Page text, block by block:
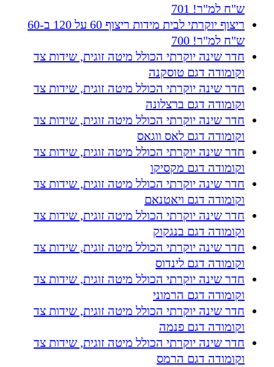
ש"ח למ"ר! 701
ריצוף יוקרתי לבית מידות ריצוף 60 על 120 ב-60
ש"ח למ"ר! 700
חדר שינה יוקרתי הכולל מיטה זוגית, שידות צד
וקומודה דגם טוסקנה
חדר שינה יוקרתי הכולל מיטה זוגית, שידות צד
וקומודה דגם ברצלונה
חדר שינה יוקרתי הכולל מיטה זוגית, שידות צד
וקומודה דגם לאס ווגאס
חדר שינה יוקרתי הכולל מיטה זוגית, שידות צד
וקומודה דגם מקסיקו
חדר שינה יוקרתי הכולל מיטה זוגית, שידות צד
וקומודה דגם ויאטנאם
חדר שינה יוקרתי הכולל מיטה זוגית, שידות צד
וקומודה דגם בנגקוק
חדר שינה יוקרתי הכולל מיטה זוגית, שידות צד
וקומודה דגם לינדוס
חדר שינה יוקרתי הכולל מיטה זוגית, שידות צד
וקומודה דגם הרמוני
חדר שינה יוקרתי הכולל מיטה זוגית, שידות צד
וקומודה דגם פנמה
חדר שינה יוקרתי הכולל מיטה זוגית, שידות צד
וקומודה דגם הרמס